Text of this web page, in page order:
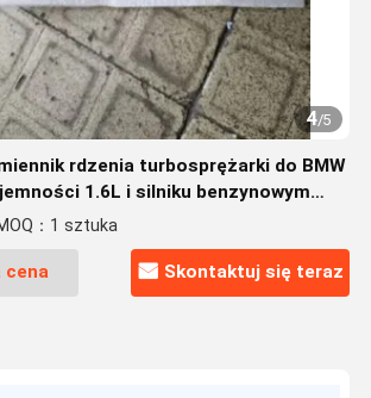
4/5
rdzenia turbosprężarki do BMW
1.6L i silniku benzynowym
：1 sztuka
cena Skontaktuj się teraz